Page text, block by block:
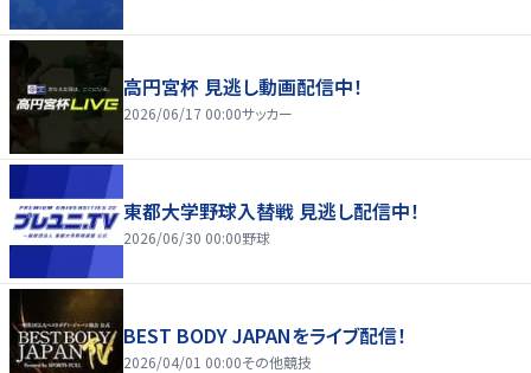
高円宮杯 見逃し動画配信中！
2026/06/17 00:00サッカー
東都大学野球入替戦 見逃し配信中！
2026/06/30 00:00野球
BEST BODY JAPANをライブ配信！
2026/04/01 00:00その他競技